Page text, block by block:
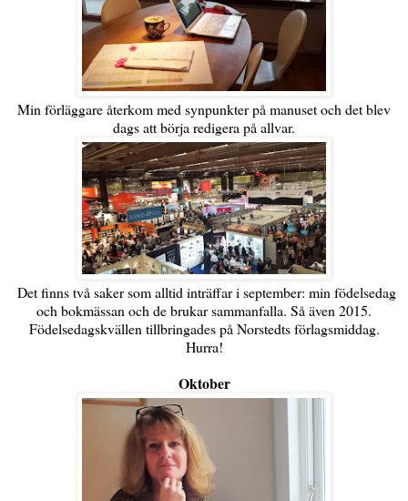
Min förläggare återkom med synpunkter på manuset och det blev
dags att börja redigera på allvar.
Det finns två saker som alltid inträffar i september: min födelsedag
och bokmässan och de brukar sammanfalla. Så även 2015.
Födelsedagskvällen tillbringades på Norstedts förlagsmiddag.
Hurra!
Oktober